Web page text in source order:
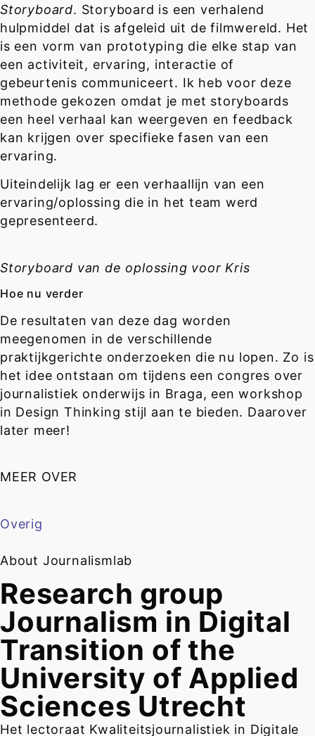
Storyboard. Storyboard is een verhalend
hulpmiddel dat is afgeleid uit de filmwereld. Het
is een vorm van prototyping die elke stap van
een activiteit, ervaring, interactie of
gebeurtenis communiceert. Ik heb voor deze
methode gekozen omdat je met storyboards
een heel verhaal kan weergeven en feedback
kan krijgen over specifieke fasen van een
ervaring.
Uiteindelijk lag er een verhaallijn van een
ervaring/oplossing die in het team werd
gepresenteerd.
Storyboard van de oplossing voor Kris
Hoe nu verder
De resultaten van deze dag worden
meegenomen in de verschillende
praktijkgerichte onderzoeken die nu lopen. Zo is
het idee ontstaan om tijdens een congres over
journalistiek onderwijs in Braga, een workshop
in Design Thinking stijl aan te bieden. Daarover
later meer!
MEER OVER
Overig
About Journalismlab
Research group
Journalism in Digital
Transition of the
University of Applied
Sciences Utrecht
Het lectoraat Kwaliteitsjournalistiek in Digitale